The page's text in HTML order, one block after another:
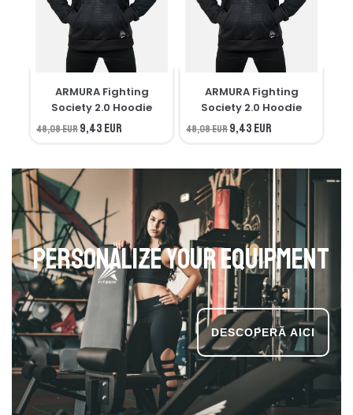
ARMURA Fighting
Society 2.0 Hoodie
48,08 EUR9,43 EUR
ARMURA Fighting
Society 2.0 Hoodie
48,08 EUR9,43 EUR
Personalize your equipment